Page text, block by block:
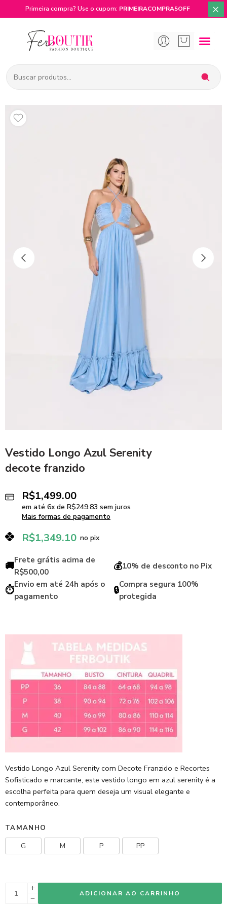
Primeira compra? Use o cupom: PRIMEIRACOMPRA5OFF ×
Vestido Longo Azul Serenity
decote franzido
R$1,499.00
em até 6x de R$249.83 sem juros
Mais formas de pagamento
R$1,349.10 no pix
🚚Frete grátis acima de
R$500,00
💰10% de desconto no Pix
⏱️Envio em até 24h após o
pagamento
🔒Compra segura 100%
protegida
Vestido Longo Azul Serenity com Decote Franzido e Recortes
Sofisticado e marcante, este vestido longo em azul serenity é a
escolha perfeita para quem deseja um visual elegante e
contemporâneo.
TAMANHO
G M P PP
ADICIONAR AO CARRINHO